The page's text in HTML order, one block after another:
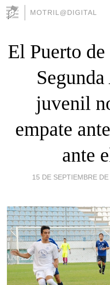
MOTRIL@DIGITAL
El Puerto
juvenil
empate
ante
15 DE SEPTIEMBRE